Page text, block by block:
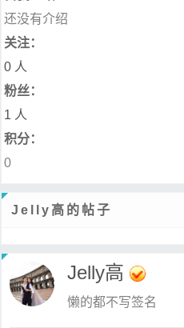
还没有介绍
关注：
0 人
粉丝：
1 人
积分：
0
Jelly高的帖子
Jelly高
懒的都不写签名